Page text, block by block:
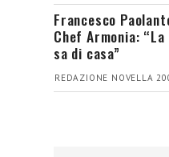
Francesco
Chef Armonia:
sa di casa”
REDAZIONE NOVELLA